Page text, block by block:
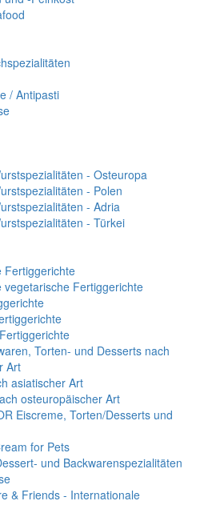
/ Antipasti
- Osteuropa
- Polen
- Adria
- Türkei
Fertiggerichte
vegetarische Fertiggerichte
Torten- und Desserts nach
Art
asiatischer Art
osteuropäischer Art
Eiscreme, Torten/Desserts und
for Pets
und Backwarenspezialitäten
& Friends - Internationale